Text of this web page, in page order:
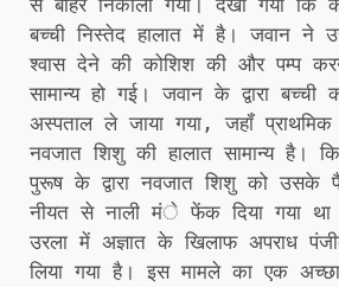
बच्ची निस्तेद हालात में है। जवान
श्वास देने की कोशिश की और पम्प
सामान्य हो गई। जवान के द्वारा बच्ची
अस्पताल ले जाया गया, जहॉं
नवजात शिशु की हालात सामान्य है।
पुरूष के द्वारा नवजात शिशु को उसके
नीयत से नाली मंे फेंक दिया गया था
उरला में अज्ञात के खिलाफ अपराध
लिया गया है। इस मामले का एक